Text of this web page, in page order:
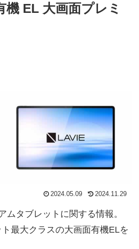
EL 大画面プレミ
2024.05.09 2024.11.29
タブレットに関する情報。
最大クラスの大画面有機ELを